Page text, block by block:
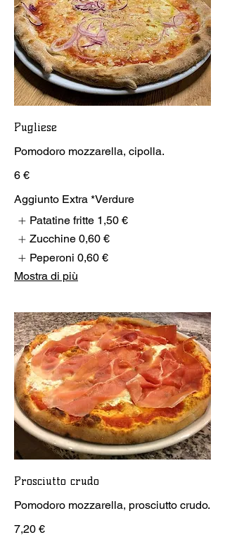
Pugliese
Pomodoro mozzarella, cipolla.
6 €
Aggiunto Extra *Verdure
Patatine fritte 1,50 €
Zucchine 0,60 €
Peperoni 0,60 €
Mostra di più
Prosciutto crudo
Pomodoro mozzarella, prosciutto crudo.
7,20 €